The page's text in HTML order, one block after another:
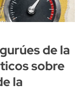
de la
sobre
la